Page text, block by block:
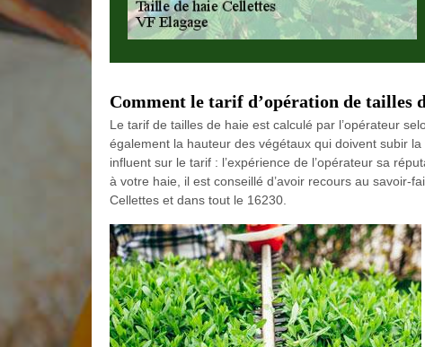
Comment le tarif d’opération de tailles
Le tarif de tailles de haie est calculé par l’opérateur
également la hauteur des végétaux qui doivent subir
influent sur le tarif : l’expérience de l’opérateur sa
à votre haie, il est conseillé d’avoir recours au savoir-
Cellettes et dans tout le 16230.